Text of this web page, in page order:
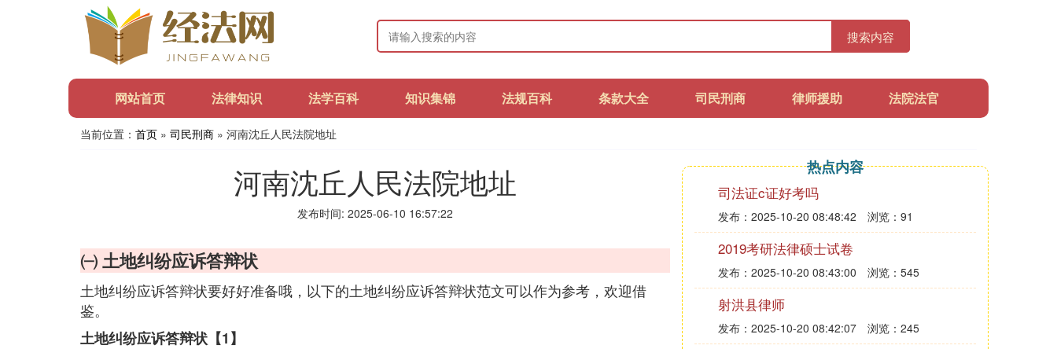
搜索内容
网站首页 法律知识 法学百科 知识集锦 法规百科 条款大全 司民刑商 律师援助 法院法官
当前位置： 首页 » 司民刑商 » 河南沈丘人民法院地址
河南沈丘人民法院地址
发布时间: 2025-06-10 16:57:22
㈠ 土地纠纷应诉答辩状
土地纠纷应诉答辩状要好好准备哦，以下的土地纠纷应诉答辩状范文可以作为参考，欢迎借
鉴。
土地纠纷应诉答辩状【1】
热点内容
司法证c证好考吗
发布：2025-10-20 08:48:42 浏览：91
2019考研法律硕士试卷
发布：2025-10-20 08:43:00 浏览：545
射洪县律师
发布：2025-10-20 08:42:07 浏览：245